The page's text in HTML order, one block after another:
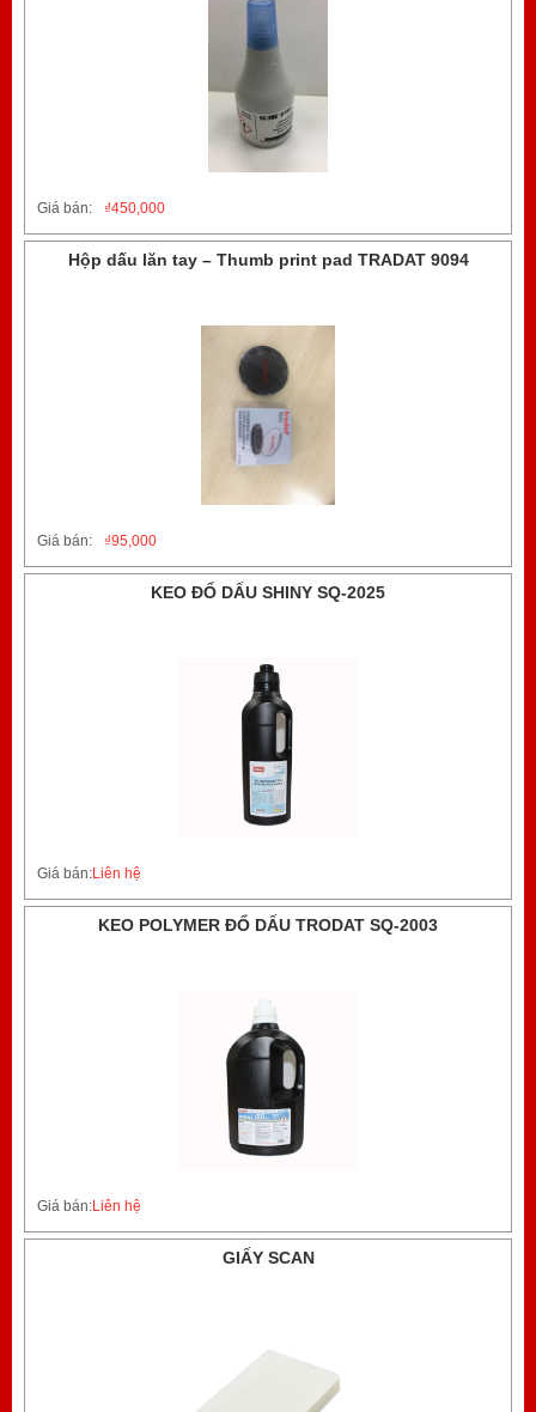
Giá bán: 450,000
₫
Hộp dấu lăn tay – Thumb print pad TRADAT 9094
Giá bán: 95,000
₫
KEO ĐỔ DẤU SHINY SQ-2025
Giá bán:Liên hệ
KEO POLYMER ĐỔ DẤU TRODAT SQ-2003
Giá bán:Liên hệ
GIẤY SCAN